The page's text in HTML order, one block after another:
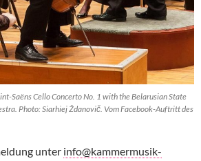
Saëns Cello Concerto No. 1 with the Belarusian State
Photo: Siarhiej Ždanovič. Vom Facebook-Auftritt des
unter info@kammermusik-